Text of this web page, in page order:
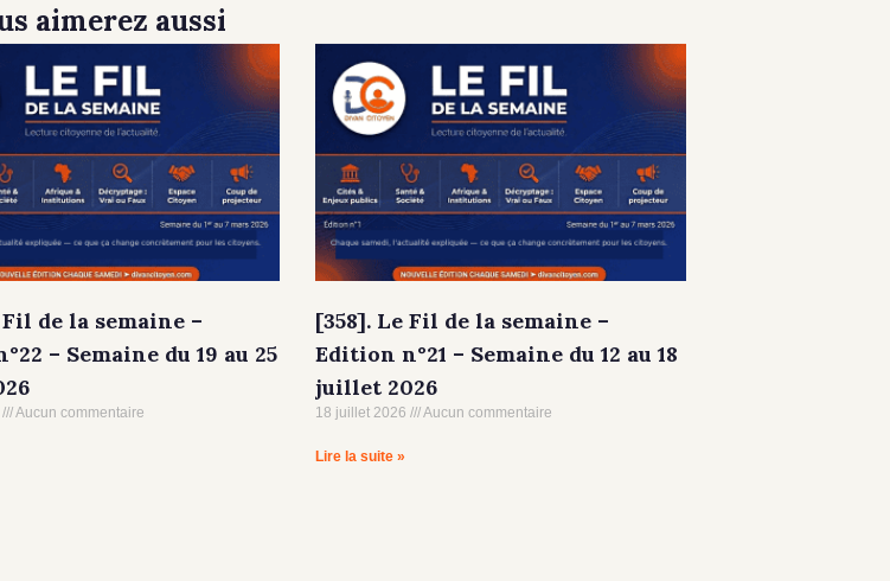
aimerez aussi
de la semaine –
– Semaine du 19 au 25
Aucun commentaire
[358]. Le Fil de la semaine –
Edition n°21 – Semaine du 12 au 18
juillet 2026
18 juillet 2026 Aucun commentaire
Lire la suite »